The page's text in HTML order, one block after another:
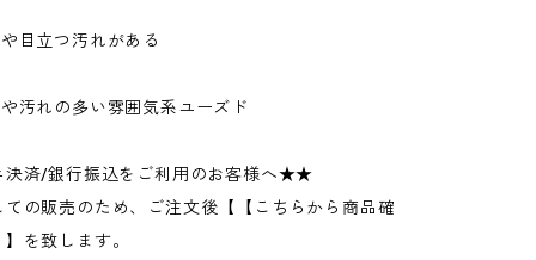
目立つ汚れがある
汚れの多い雰囲気系ユーズド
済/銀行振込をご利用のお客様へ★★
の販売のため、ご注文後【【こちらから商品確
を致します。